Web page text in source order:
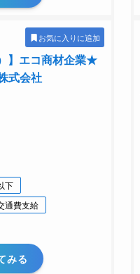
お気に入りに追加
】エコ商材企業★
式会社
下
通費支給
みる